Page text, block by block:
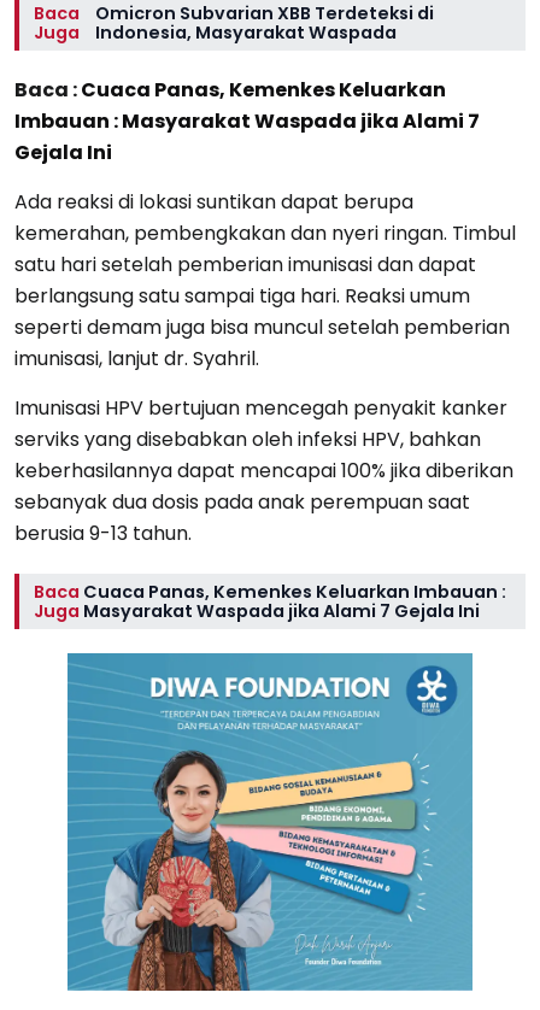
Baca
Juga
Omicron Subvarian XBB Terdeteksi di
Indonesia, Masyarakat Waspada
Baca :Cuaca Panas, Kemenkes Keluarkan
Imbauan : Masyarakat Waspada jika Alami 7
Gejala Ini
Ada reaksi di lokasi suntikan dapat berupa
kemerahan, pembengkakan dan nyeri ringan. Timbul
satu hari setelah pemberian imunisasi dan dapat
berlangsung satu sampai tiga hari. Reaksi umum
seperti demam juga bisa muncul setelah pemberian
imunisasi, lanjut dr. Syahril.
Imunisasi HPV bertujuan mencegah penyakit kanker
serviks yang disebabkan oleh infeksi HPV, bahkan
keberhasilannya dapat mencapai 100% jika diberikan
sebanyak dua dosis pada anak perempuan saat
berusia 9-13 tahun.
Baca
Juga
Cuaca Panas, Kemenkes Keluarkan Imbauan :
Masyarakat Waspada jika Alami 7 Gejala Ini